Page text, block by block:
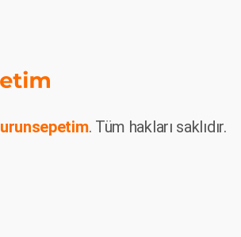
urunsepetim. Tüm hakları saklıdır.